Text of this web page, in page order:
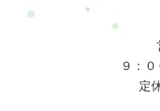
ます(^^)/refresh-jam.com仕
で体が辛い人の為の体リセ
出産・育児で体が辛いあな
コロからくる疲れココロか
体・心リセットrefresh-
業はふくらはぎのポンプ機
ります。その結果、足のむ
なる場合は注意が必要です
と呼吸が浅くなり、体が常
９：
定